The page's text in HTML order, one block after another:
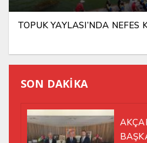
TOPUK YAYLASI’NDA NEFES
SON DAKİKA